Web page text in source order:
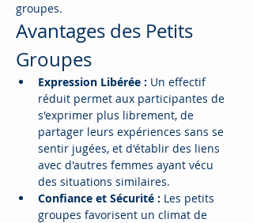
groupes.
Avantages des Petits
Groupes
Expression Libérée : Un effectif
réduit permet aux participantes de
s'exprimer plus librement, de
partager leurs expériences sans se
sentir jugées, et d'établir des liens
avec d'autres femmes ayant vécu
des situations similaires.
Confiance et Sécurité : Les petits
groupes favorisent un climat de